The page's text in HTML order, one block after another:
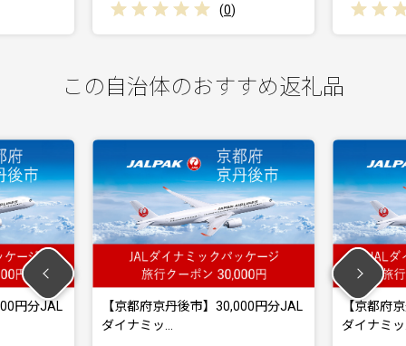
この自治体のおすすめ返礼品
京丹後市】30,000円分JAL
【京都府京丹後市】50,000円分JAL